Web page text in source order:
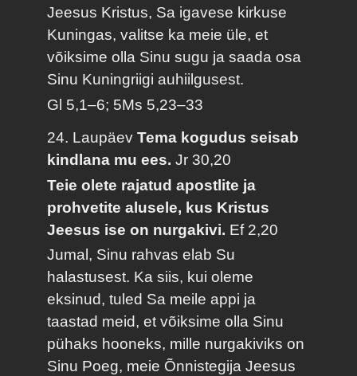
Jeesus Kristus, Sa igavese kirkuse
Kuningas, valitse ka meie üle, et
võiksime olla Sinu sugu ja saada osa
Sinu Kuningriigi auhiilgusest.
Gl 5,1–6; 5Ms 5,23–33
24. LaupäevTema kogudus seisab
kindlana mu ees.Jr 30,20
Teie olete rajatud apostlite ja
prohvetite alusele, kus Kristus
Jeesus ise on nurgakivi. Ef 2,20
Jumal, Sinu rahvas elab Su
halastusest. Ka siis, kui oleme
eksinud, tuled Sa meile appi ja
taastad meid, et võiksime olla Sinu
pühaks hooneks, mille nurgakiviks on
Sinu Poeg, meie Õnnistegija Jeesus